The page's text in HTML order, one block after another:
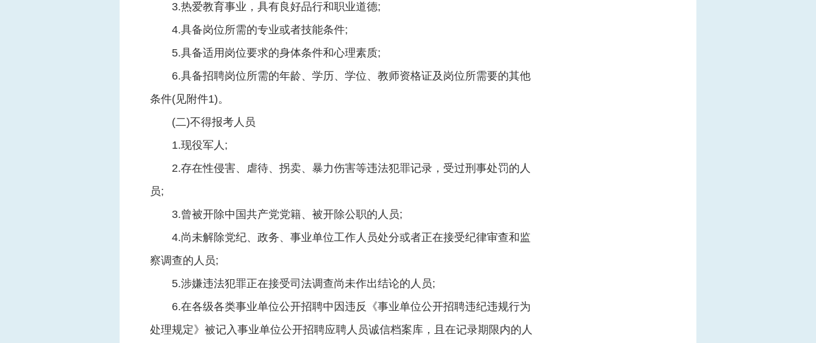
3.热爱教育事业，具有良好品行和职业道德;
4.具备岗位所需的专业或者技能条件;
5.具备适用岗位要求的身体条件和心理素质;
6.具备招聘岗位所需的年龄、学历、学位、教师资格证及岗位所需要的其他
条件(见附件1)。
(二)不得报考人员
1.现役军人;
2.存在性侵害、虐待、拐卖、暴力伤害等违法犯罪记录，受过刑事处罚的人
员;
3.曾被开除中国共产党党籍、被开除公职的人员;
4.尚未解除党纪、政务、事业单位工作人员处分或者正在接受纪律审查和监
察调查的人员;
5.涉嫌违法犯罪正在接受司法调查尚未作出结论的人员;
6.在各级各类事业单位公开招聘中因违反《事业单位公开招聘违纪违规行为
处理规定》被记入事业单位公开招聘应聘人员诚信档案库，且在记录期限内的人